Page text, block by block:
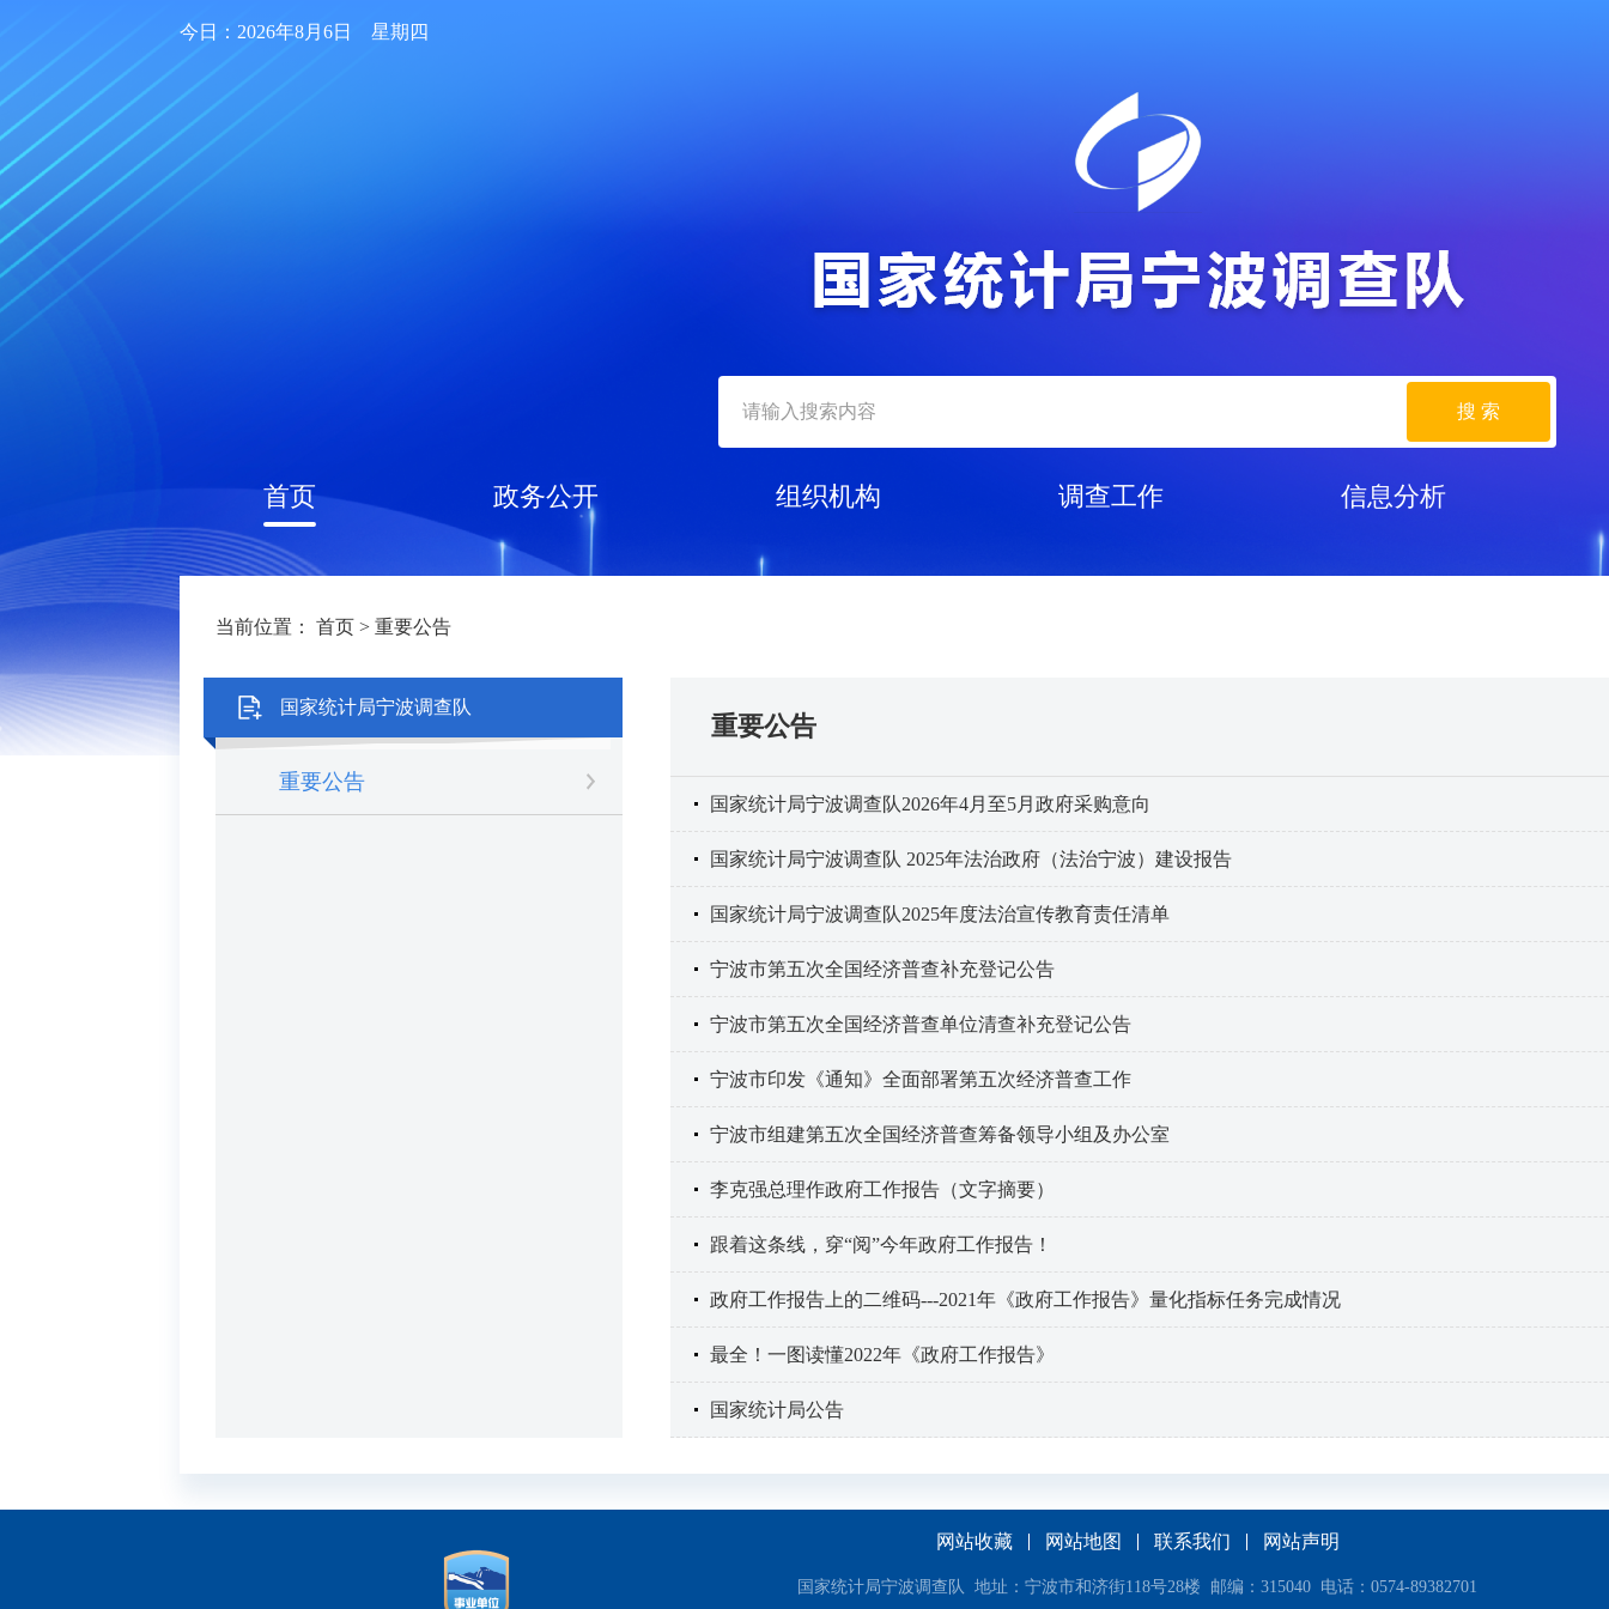
今日：2026年8月6日 星期四
搜 索
首页 政务公开 组织机构 调查工作 信息分析
当前位置： 首页 > 重要公告
国家统计局宁波调查队
重要公告
重要公告
国家统计局宁波调查队2026年4月至5月政府采购意向
国家统计局宁波调查队 2025年法治政府（法治宁波）建设报告
国家统计局宁波调查队2025年度法治宣传教育责任清单
宁波市第五次全国经济普查补充登记公告
宁波市第五次全国经济普查单位清查补充登记公告
宁波市印发《通知》全面部署第五次经济普查工作
宁波市组建第五次全国经济普查筹备领导小组及办公室
李克强总理作政府工作报告（文字摘要）
跟着这条线，穿“阅”今年政府工作报告！
政府工作报告上的二维码---2021年《政府工作报告》量化指标任务完成情况
最全！一图读懂2022年《政府工作报告》
国家统计局公告
网站收藏 网站地图 联系我们 网站声明
国家统计局宁波调查队 地址：宁波市和济街118号28楼 邮编：315040 电话：0574-89382701